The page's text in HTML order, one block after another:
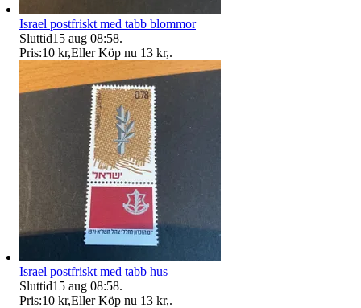
Israel postfriskt med tabb blommor
Sluttid15 aug 08:58.
Pris:10 kr,Eller Köp nu 13 kr,.
Israel postfriskt med tabb hus
Sluttid15 aug 08:58.
Pris:10 kr,Eller Köp nu 13 kr,.